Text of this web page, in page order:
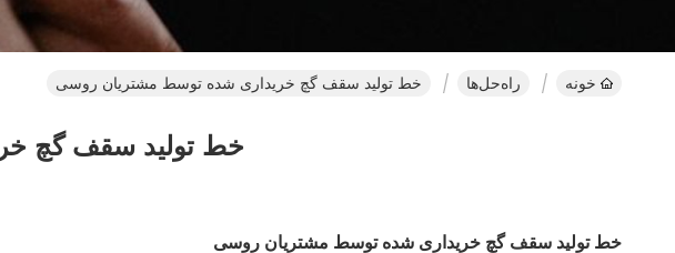
خونه راه‌حل‌ها خط تولید سقف گچ خریداری شده توسط مشتریان روسی
خط تولید سقف گچ
خط تولید سقف گچ خریداری شده توسط مشتریان روسی